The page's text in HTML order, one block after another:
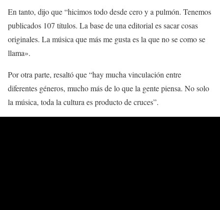
En tanto, dijo que “hicimos todo desde cero y a pulmón. Tenemos
publicados 107 títulos. La base de una editorial es sacar cosas
originales. La música que más me gusta es la que no se como se
llama».
Por otra parte, resaltó que “hay mucha vinculación entre
diferentes géneros, mucho más de lo que la gente piensa. No solo
la música, toda la cultura es producto de cruces”.